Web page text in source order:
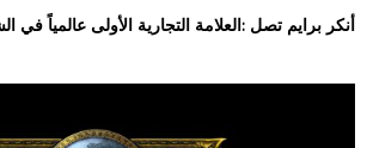
أنكر برايم تصل :العلامة التجارية الأولى عالمياً في